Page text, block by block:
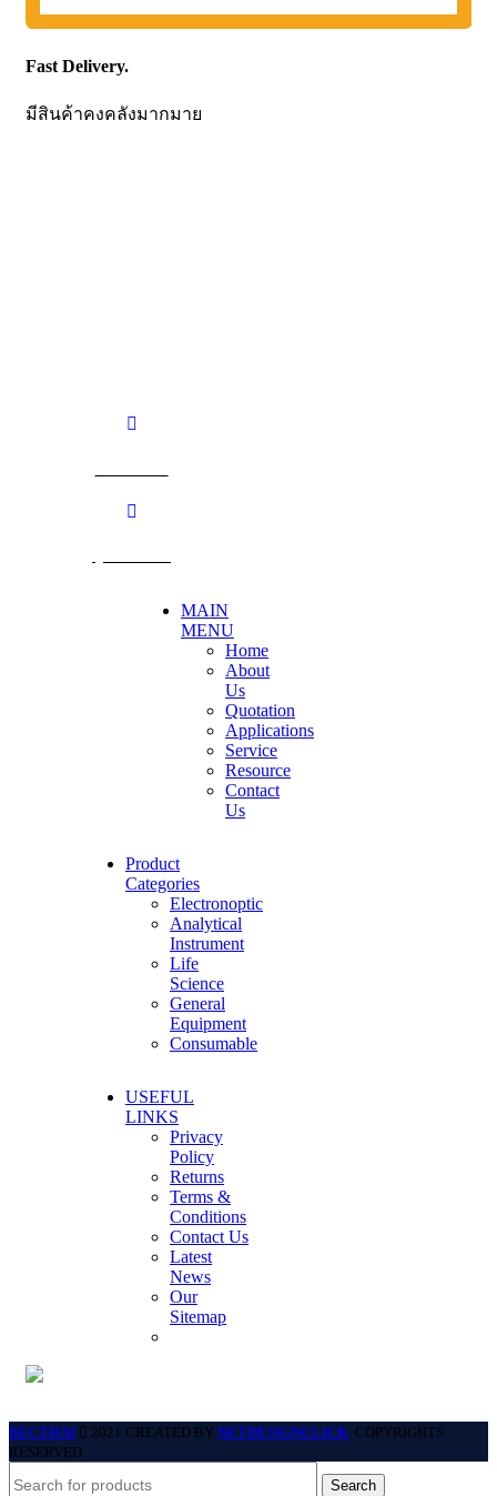
Fast Delivery.
มีสินค้าคงคลังมากมาย
@becthai
MAIN
MENU
Home
About
Us
Quotation
Applications
Service
Resource
Contact
Us
Product
Categories
Electronoptic
Analytical
Instrument
Life
Science
General
Equipment
Consumable
USEFUL
LINKS
Privacy
Policy
Returns
Terms &
Conditions
Contact Us
Latest
News
Our
Sitemap
BECTHAI 2021 CREATED BY NETDESIGNCLICK. COPYRIGHTS
RESERVED.
Search